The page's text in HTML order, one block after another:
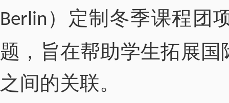
Berlin ）定制冬季课程团
题，旨在帮助学生拓展
之间的关联。